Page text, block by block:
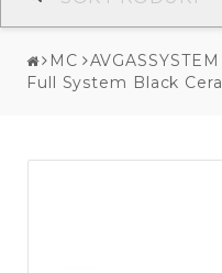
MC AVGASSYSTEM
Full System Black